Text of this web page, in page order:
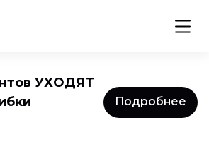
УХОДЯТ
Подробнее